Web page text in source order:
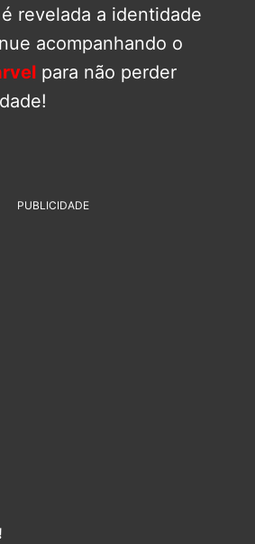
revelada a identidade
acompanhando o
para não perder
PUBLICIDADE